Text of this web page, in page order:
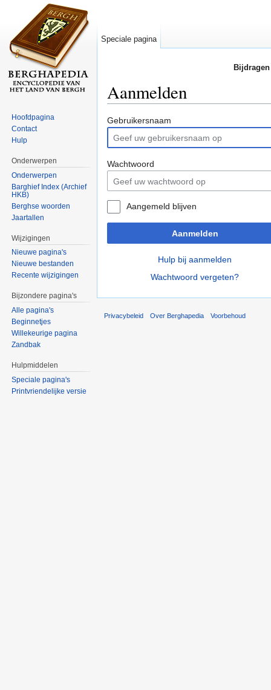
Aanmelden
Gebruikersnaam
Wachtwoord
Aangemeld blijven
Aanmelden
Hulp bij aanmelden
Wachtwoord vergeten?
Speciale pagina
Hoofdpagina
Contact
Hulp
Onderwerpen
Onderwerpen
Barghief Index (Archief
HKB)
Berghse woorden
Jaartallen
Wijzigingen
Nieuwe pagina's
Nieuwe bestanden
Recente wijzigingen
Bijzondere pagina's
Alle pagina's
Beginnetjes
Willekeurige pagina
Zandbak
Hulpmiddelen
Speciale pagina's
Printvriendelijke versie
Privacybeleid Over Berghapedia Voorbehoud